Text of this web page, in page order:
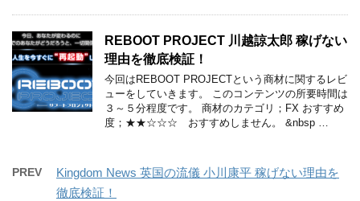
REBOOT PROJECT 川越諒太郎 稼げない
理由を徹底検証！
今回はREBOOT PROJECTという商材に関するレビ
ューをしていきます。 このコンテンツの所要時間は
３～５分程度です。 商材のカテゴリ；FX おすすめ
度；★★☆☆☆ おすすめしません。 &nbsp …
PREV
Kingdom News 英国の流儀 小川康平 稼げない理由を
徹底検証！